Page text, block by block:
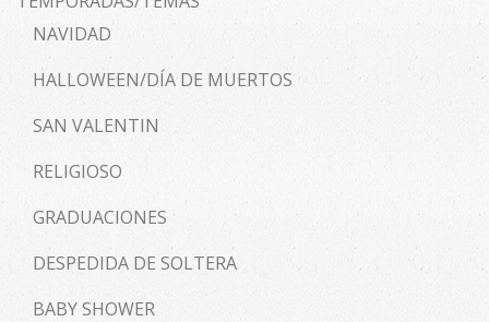
NAVIDAD
HALLOWEEN/DÍA DE MUERTOS
SAN VALENTIN
RELIGIOSO
GRADUACIONES
DESPEDIDA DE SOLTERA
BABY SHOWER